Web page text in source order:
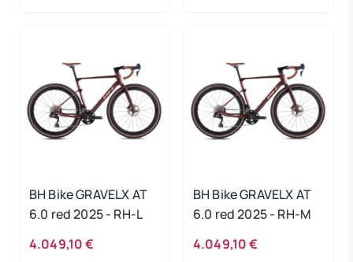
BH Bike GRAVELX AT
6.0 red 2025 - RH-L
4.049,10 €
BH Bike GRAVELX AT
6.0 red 2025 - RH-M
4.049,10 €